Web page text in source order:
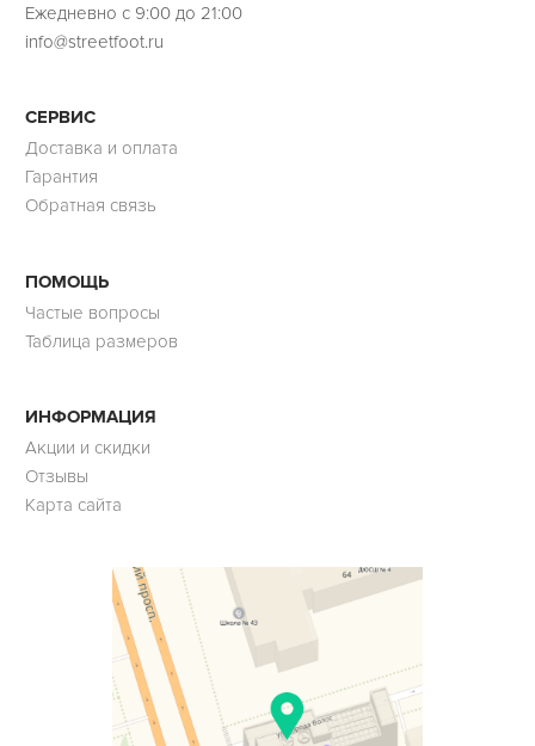
Ежедневно с 9:00 до 21:00
info@streetfoot.ru
СЕРВИС
Доставка и оплата
Гарантия
Обратная связь
ПОМОЩЬ
Частые вопросы
Таблица размеров
ИНФОРМАЦИЯ
Акции и скидки
Отзывы
Карта сайта